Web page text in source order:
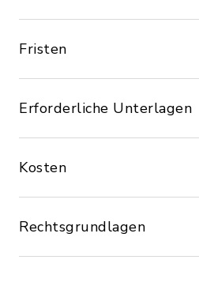
Fristen
Erforderliche Unterlagen
Kosten
Rechtsgrundlagen